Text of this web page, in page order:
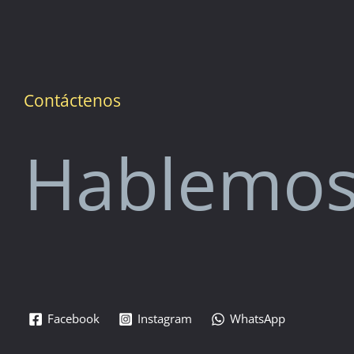
Contáctenos
Facebook Instagram WhatsApp